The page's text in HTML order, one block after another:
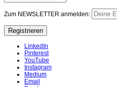
Zum NEWSLETTER anmelden:
LinkedIn
Pinterest
YouTube
Instagram
Medium
Email